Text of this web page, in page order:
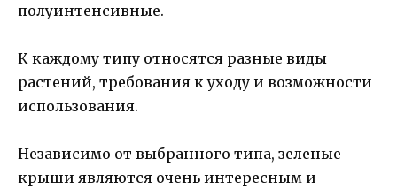
полуинтенсивные.
К каждому типу относятся разные виды
растений, требования к уходу и возможности
использования.
Независимо от выбранного типа, зеленые
крыши являются очень интересным и